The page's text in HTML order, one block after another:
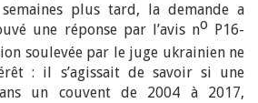
plus tard, la demande a
une réponse par l’avis noP16-
soulevée par le juge ukrainien ne
: il s’agissait de savoir si une
un couvent de 2004 à 2017,